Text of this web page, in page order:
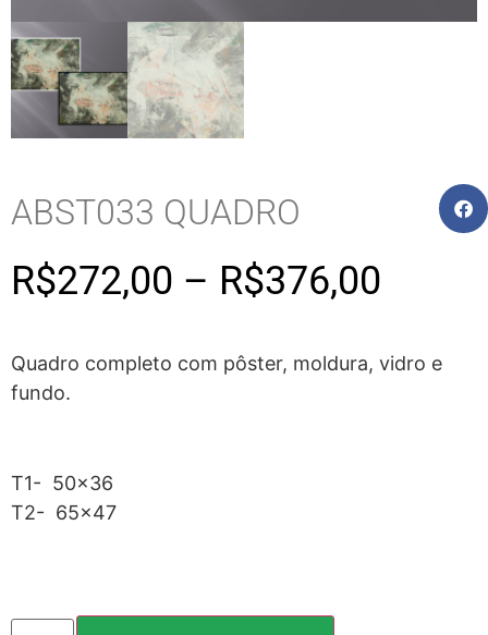
ABST033 QUADRO
R$272,00 – R$376,00
Quadro completo com pôster, moldura, vidro e
fundo.
T1- 50×36
T2- 65×47